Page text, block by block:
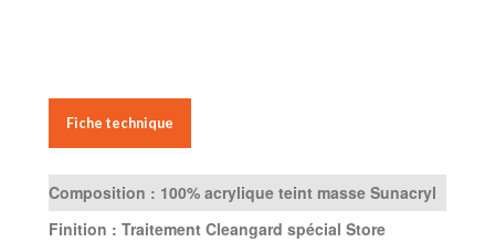
Fiche technique
Composition : 100% acrylique teint masse Sunacryl
Finition : Traitement Cleangard spécial Store